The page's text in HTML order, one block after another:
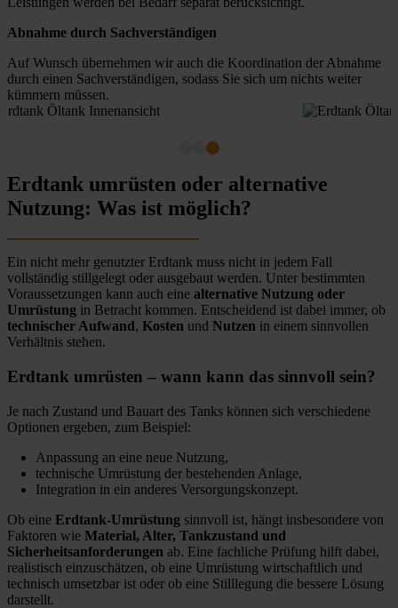
Abnahme durch Sachverständigen
Auf Wunsch übernehmen wir auch die Koordination der Abnahme
durch einen Sachverständigen, sodass Sie sich um nichts weiter
kümmern müssen.
Erdtank umrüsten oder alternative
Nutzung: Was ist möglich?
Ein nicht mehr genutzter Erdtank muss nicht in jedem Fall
vollständig stillgelegt oder ausgebaut werden. Unter bestimmten
Voraussetzungen kann auch eine alternative Nutzung oder
Umrüstung in Betracht kommen. Entscheidend ist dabei immer, ob
technischer Aufwand, Kosten und Nutzen in einem sinnvollen
Verhältnis stehen.
Erdtank umrüsten – wann kann das sinnvoll sein?
Je nach Zustand und Bauart des Tanks können sich verschiedene
Optionen ergeben, zum Beispiel:
Anpassung an eine neue Nutzung,
technische Umrüstung der bestehenden Anlage,
Integration in ein anderes Versorgungskonzept.
Ob eine Erdtank-Umrüstung sinnvoll ist, hängt insbesondere von
Faktoren wie Material, Alter, Tankzustand und
Sicherheitsanforderungen ab. Eine fachliche Prüfung hilft dabei,
realistisch einzuschätzen, ob eine Umrüstung wirtschaftlich und
technisch umsetzbar ist oder ob eine Stilllegung die bessere Lösung
darstellt.